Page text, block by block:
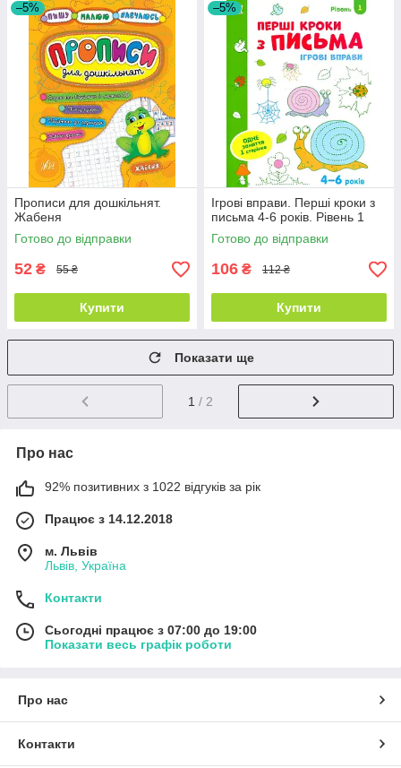
–5%
Прописи для дошкільнят.
Жабеня
Готово до відправки
52 ₴ 55 ₴
Купити
–5%
Ігрові вправи. Перші кроки з
письма 4-6 років. Рівень 1
Готово до відправки
106 ₴ 112 ₴
Купити
Показати ще
1 / 2
Про нас
92% позитивних з 1022 відгуків за рік
Працює з 14.12.2018
м. Львів
Львів, Україна
Контакти
Сьогодні працює з 07:00 до 19:00
Показати весь графік роботи
Про нас
Контакти